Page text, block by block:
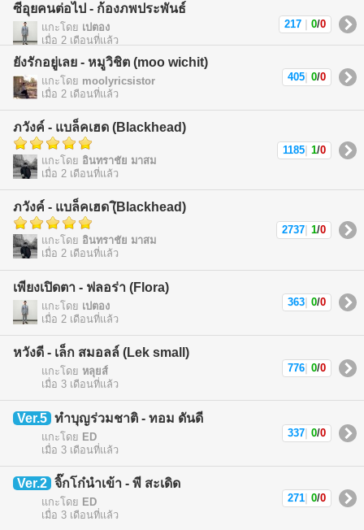
ซีอุยคนต่อไป - ก้องภพประพันธ์
แกะโดย เปตอง
เมื่อ 2 เดือนที่แล้ว
217 0/0
ยังรักอยู่เลย - หมูวิชิต (moo wichit)
แกะโดย moolyricsistor
เมื่อ 2 เดือนที่แล้ว
405 0/0
ภวังค์ - แบล็คเฮด (Blackhead)
แกะโดย อินทราชัย มาสม
เมื่อ 2 เดือนที่แล้ว
1185 1/0
ภวังค์ - แบล็คเฮด (ฺิBlackhead)
แกะโดย อินทราชัย มาสม
เมื่อ 2 เดือนที่แล้ว
2737 1/0
เพียงเปิดตา - ฟลอร่า (Flora)
แกะโดย เปตอง
เมื่อ 2 เดือนที่แล้ว
363 0/0
หวังดี - เล็ก สมอลล์ (Lek small)
แกะโดย หลุยส์
เมื่อ 3 เดือนที่แล้ว
776 0/0
Ver.5 ทำบุญร่วมชาติ - ทอม ดันดี
แกะโดย ED
เมื่อ 3 เดือนที่แล้ว
337 0/0
Ver.2 จิ๊กโก๋นำเข้า - พี สะเดิด
แกะโดย ED
เมื่อ 3 เดือนที่แล้ว
271 0/0